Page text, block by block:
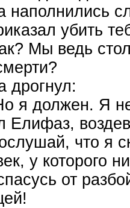
наполнились
убить
Мы ведь
дрогнул:
я должен. Я
Елифаз,
что я
у которого
от